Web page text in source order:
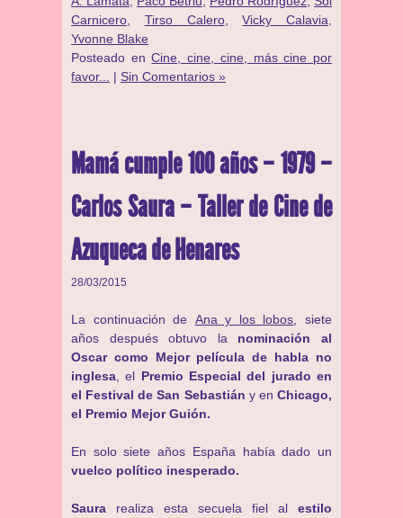
Carnicero
Tirso Calero,Vicky Calavia
Yvonne Blake
Posteado enCine, cine, cine, más cine por
favor...
| Sin Comentarios »
Mamá cumple 100 años – 1979 –
Carlos Saura – Taller de Cine de
Azuqueca de Henares
28/03/2015
La continuación de Ana y los lobos , siete
años después obtuvo la nominación al
Oscar como Mejor película de habla no
inglesa , el Premio Especial del jurado en
el Festival de San Sebastián y en Chicago,
el Premio Mejor Guión.
En solo siete años España había dado un
vuelco político inesperado.
Saura realiza esta secuela fiel al estilo